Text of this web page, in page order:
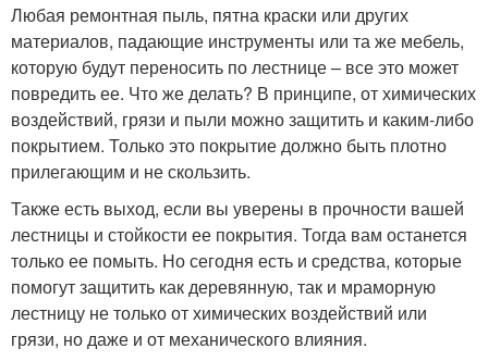
Любая ремонтная пыль, пятна краски или других
материалов, падающие инструменты или та же мебель,
которую будут переносить по лестнице – все это может
повредить ее. Что же делать? В принципе, от химических
воздействий, грязи и пыли можно защитить и каким-либо
покрытием. Только это покрытие должно быть плотно
прилегающим и не скользить.
Также есть выход, если вы уверены в прочности вашей
лестницы и стойкости ее покрытия. Тогда вам останется
только ее помыть. Но сегодня есть и средства, которые
помогут защитить как деревянную, так и мраморную
лестницу не только от химических воздействий или
грязи, но даже и от механического влияния.